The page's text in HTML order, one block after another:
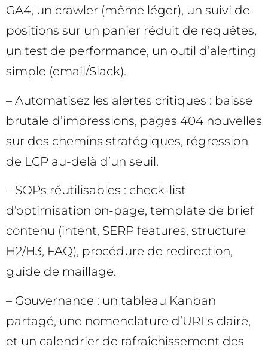
GA4, un crawler (même léger), un suivi de
positions sur un panier réduit de requêtes,
un test de performance, un outil d’alerting
simple (email/Slack).
– Automatisez les alertes critiques : baisse
brutale d’impressions, pages 404 nouvelles
sur des chemins stratégiques, régression
de LCP au-delà d’un seuil.
– SOPs réutilisables : check-list
d’optimisation on-page, template de brief
contenu (intent, SERP features, structure
H2/H3, FAQ), procédure de redirection,
guide de maillage.
– Gouvernance : un tableau Kanban
partagé, une nomenclature d’URLs claire,
et un calendrier de rafraîchissement des